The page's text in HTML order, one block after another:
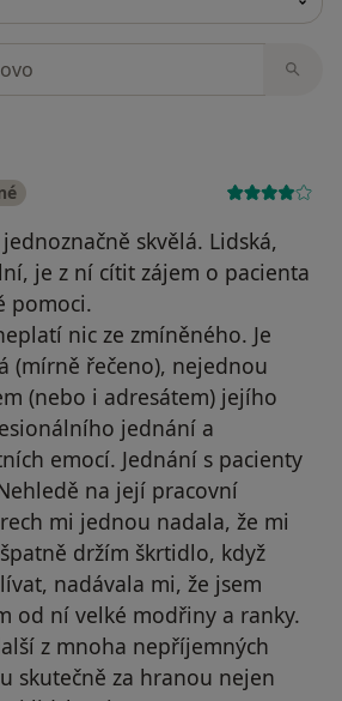
skvělá. Lidská,
je z ní cítit zájem o pacienta
pomoci.
nic ze zmíněného. Je
(mírně řečeno), nejednou
(nebo i adresátem) jejího
jednání a
emocí. Jednání s pacienty
na její pracovní
mi jednou nadala, že mi
držím škrtidlo, když
nadávala mi, že jsem
od ní velké modřiny a ranky.
z mnoha nepříjemných
skutečně za hranou nejen